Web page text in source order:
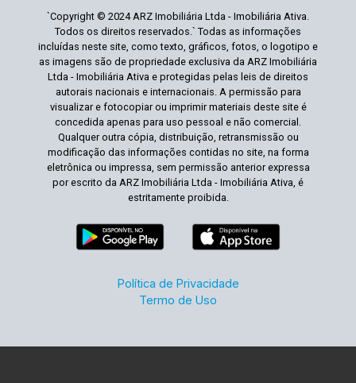
`Copyright © 2024 ARZ Imobiliária Ltda - Imobiliária Ativa.
Todos os direitos reservados.` Todas as informações
incluídas neste site, como texto, gráficos, fotos, o logotipo e
as imagens são de propriedade exclusiva da ARZ Imobiliária
Ltda - Imobiliária Ativa e protegidas pelas leis de direitos
autorais nacionais e internacionais. A permissão para
visualizar e fotocopiar ou imprimir materiais deste site é
concedida apenas para uso pessoal e não comercial.
Qualquer outra cópia, distribuição, retransmissão ou
modificação das informações contidas no site, na forma
eletrônica ou impressa, sem permissão anterior expressa
por escrito da ARZ Imobiliária Ltda - Imobiliária Ativa, é
estritamente proibida.
Política de Privacidade
Termo de Uso